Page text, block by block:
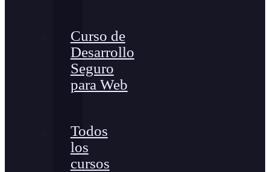
Curso de
Desarrollo
Seguro
para Web
Todos
los
cursos